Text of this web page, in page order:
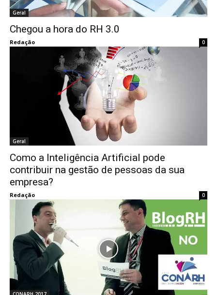
Geral
Chegou a hora do RH 3.0
Redação 0
Geral
Como a Inteligência Artificial pode
contribuir na gestão de pessoas da sua
empresa?
Redação 0